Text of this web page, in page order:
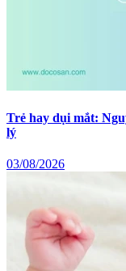
Trẻ hay dụi mắt:
lý
03/08/2026